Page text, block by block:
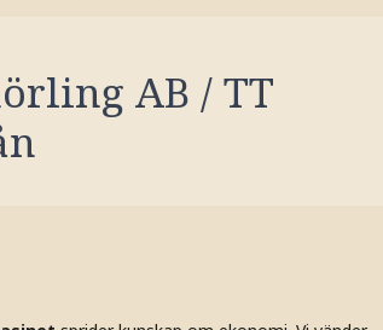
AB / TT